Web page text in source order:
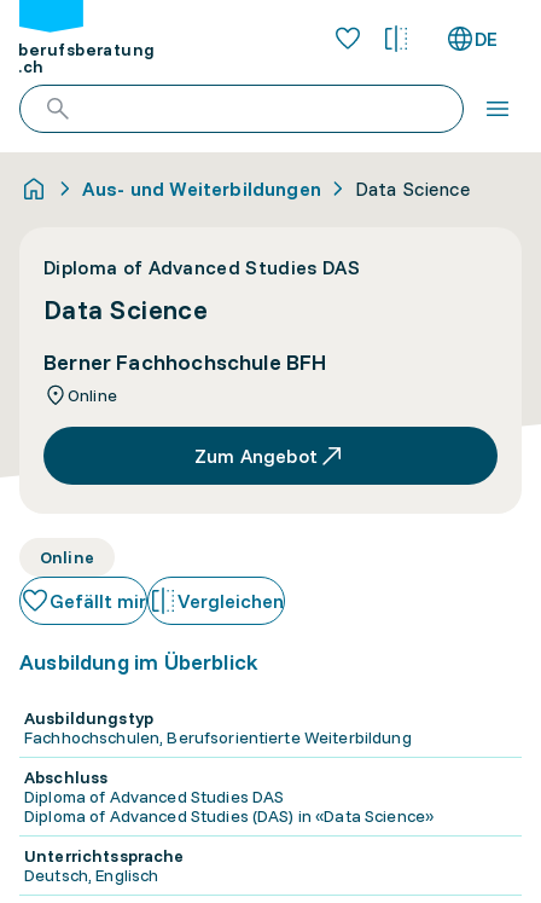
berufsberatung
.ch
DE
Aus- und Weiterbildungen Data Science
Diploma of Advanced Studies DAS
Data Science
Berner Fachhochschule BFH
Online
Zum Angebot
Online
Gefällt mir Vergleichen
Ausbildung im Überblick
Ausbildungstyp
Fachhochschulen, Berufsorientierte Weiterbildung
Abschluss
Diploma of Advanced Studies DAS
Diploma of Advanced Studies (DAS) in «Data Science»
Unterrichtssprache
Deutsch, Englisch